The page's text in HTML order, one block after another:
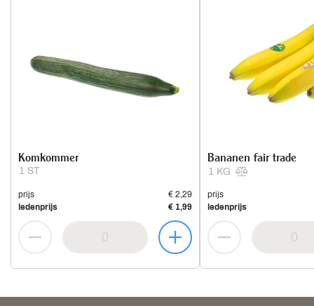
1 ST
Komkommer
prijs
€ 2,29
ledenprijs
€ 1,99
1 KG
Bananen fair trade
prijs
ledenprijs